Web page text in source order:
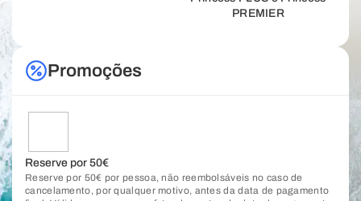
PREMIER
Promoções
Reserve por 50€
Reserve por 50€ por pessoa, não reembolsáveis no caso de
cancelamento, por qualquer motivo, antes da data de pagamento